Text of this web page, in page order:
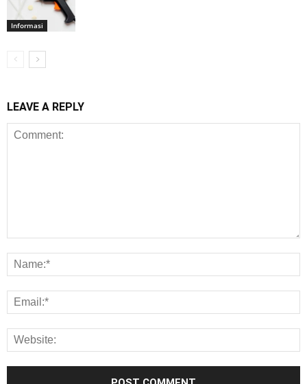
Informasi
LEAVE A REPLY